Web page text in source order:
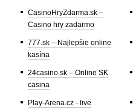
CasinoHryZdarma.sk –
Casino hry zadarmo
777.sk – Najlepšie online
kasína
24casino.sk – Online SK
casina
Play-Arena.cz - live